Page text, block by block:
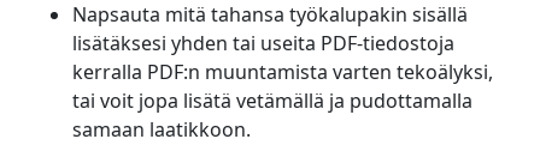
Napsauta mitä tahansa työkalupakin sisällä
lisätäksesi yhden tai useita PDF-tiedostoja
kerralla PDF:n muuntamista varten tekoälyksi,
tai voit jopa lisätä vetämällä ja pudottamalla
samaan laatikkoon.